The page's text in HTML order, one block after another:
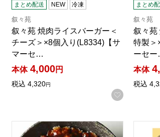
まとめ配送 NEW 冷凍
叙々苑
叙々苑 焼肉ライスバーガー＜
チーズ＞×8個入り(L8334)【サ
マーセ…
本体 4,000円
税込 4,320円
お気に入
まとめ
叙々苑
叙々苑
特製＞
ーセ
本体
税込
【アウトレット】炙り牛カルビ丼の具
花井